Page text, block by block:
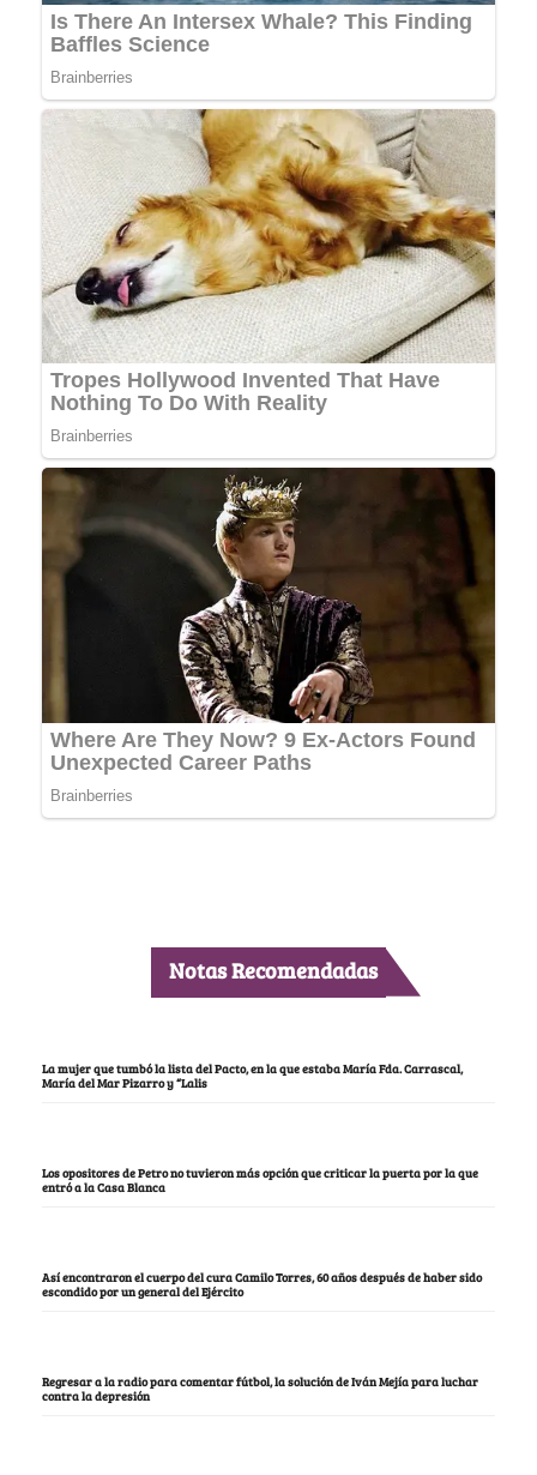
Notas Recomendadas
La mujer que tumbó la lista del Pacto, en la que estaba María Fda. Carrascal,
María del Mar Pizarro y “Lalis
Los opositores de Petro no tuvieron más opción que criticar la puerta por la que
entró a la Casa Blanca
Así encontraron el cuerpo del cura Camilo Torres, 60 años después de haber sido
escondido por un general del Ejército
Regresar a la radio para comentar fútbol, la solución de Iván Mejía para luchar
contra la depresión